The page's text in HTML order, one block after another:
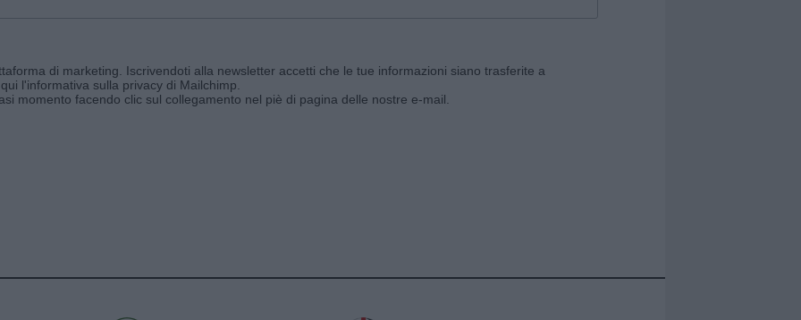
di marketing. Iscrivendoti alla newsletter accetti che le tue informazioni siano trasferite a
l'informativa sulla privacy di Mailchimp
momento facendo clic sul collegamento nel piè di pagina delle nostre e-mail.